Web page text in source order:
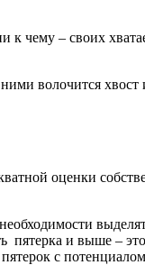
– своих
волочится
оценки
пятерка и выше –
с